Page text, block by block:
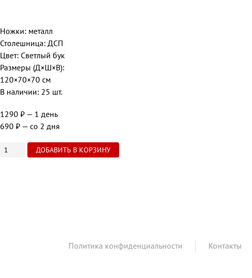
Ножки: металл
Столешница: ДСП
Цвет: Светлый бук
Размеры (Д×Ш×В):
120×70×70 см
В наличии: 25 шт.
1290 ₽ — 1 день
690 ₽ — со 2 дня
Политика конфиденциальности
Контакты